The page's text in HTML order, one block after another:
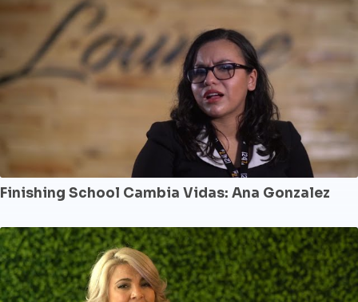
Finishing School Cambia Vidas: Ana Gonzalez